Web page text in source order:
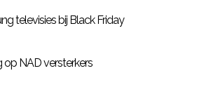
televisies bij Black Friday
op NAD versterkers